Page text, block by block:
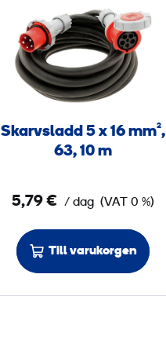
k
a
v
s
l
a
5
x
1
Skarvsladd 5 x 16 mm²,
63, 10 m
5,79 € / dag (VAT 0 %)
Till varukorgen